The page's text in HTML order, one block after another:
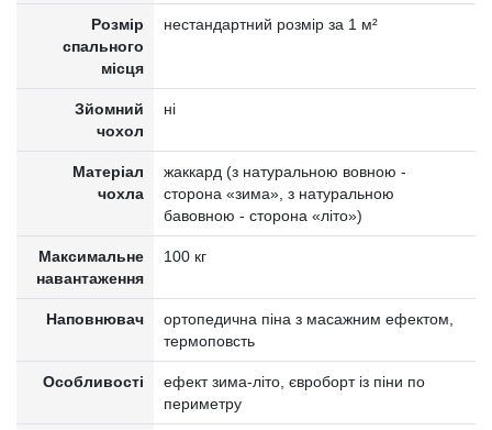
Розмір
спального
місця
нестандартний розмір за 1 м²
Зйомний
чохол
ні
Матеріал
чохла
жаккард (з натуральною вовною -
сторона «зима», з натуральною
бавовною - сторона «літо»)
Максимальне
навантаження
100 кг
Наповнювач
ортопедична піна з масажним ефектом,
термоповсть
Особливості
ефект зима-літо, євроборт із піни по
периметру